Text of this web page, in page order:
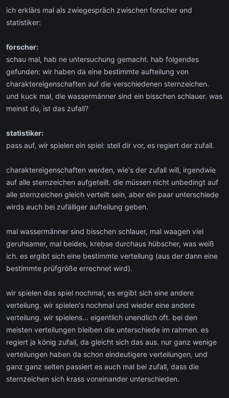
ich erklärs mal als zwiegespräch zwischen forscher und
statistiker:
forscher:
schau mal, hab ne untersuchung gemacht. hab folgendes
gefunden: wir haben da eine bestimmte aufteilung von
charaktereigenschaften auf die verschiedenen sternzeichen.
und kuck mal, die wassermänner sind ein bisschen schlauer. was
meinst du, ist das zufall?
statistiker:
pass auf, wir spielen ein spiel: stell dir vor, es regiert der zufall.
charaktereigenschaften werden, wie's der zufall will, irgendwie
auf alle sternzeichen aufgeteilt. die müssen nicht unbedingt auf
alle sternzeichen gleich verteilt sein, aber ein paar unterschiede
wirds auch bei zufälliger aufteilung geben.
mal wassermänner sind bisschen schlauer, mal waagen viel
geruhsamer, mal beides, krebse durchaus hübscher, was weiß
ich. es ergibt sich eine bestimmte verteilung (aus der dann eine
bestimmte prüfgröße errechnet wird).
wir spielen das spiel nochmal, es ergibt sich eine andere
verteilung. wir spielen's nochmal und wieder eine andere
verteilung. wir spielens... eigentlich unendlich oft. bei den
meisten verteilungen bleiben die unterschiede im rahmen. es
regiert ja könig zufall, da gleicht sich das aus. nur ganz wenige
verteilungen haben da schon eindeutigere verteilungen, und
ganz ganz selten passiert es auch mal bei zufall, dass die
sternzeichen sich krass voneinander unterschieden.